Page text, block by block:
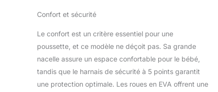
pour se reposer.
Design polyvalent
et pratique : la
offre une
multifonctionnalité
Confort et sécurité
Le confort est un critère essentiel pour une
poussette, et ce modèle ne déçoit pas. Sa grande
nacelle assure un espace confortable pour le bébé,
tandis que le harnais de sécurité à 5 points garantit
une protection optimale. Les roues en EVA offrent une